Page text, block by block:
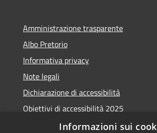
Amministrazione trasparente
Albo Pretorio
Informativa privacy
Note legali
Dichiarazione di accessibilità
Obiettivi di accessibilità 2025
Meccanismo di feedback
Informazioni sui